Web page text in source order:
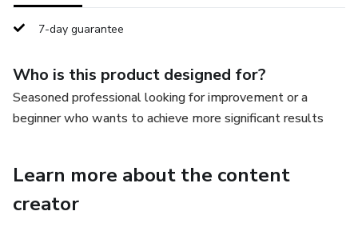
7-day guarantee
Who is this product designed for?
Seasoned professional looking for improvement or a
beginner who wants to achieve more significant results
Learn more about the content
creator